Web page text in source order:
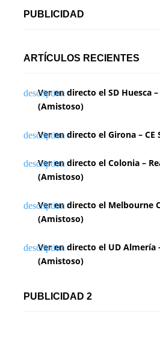
PUBLICIDAD
ARTÍCULOS RECIENTES
Ver en directo el SD Huesca
(Amistoso)
Ver en directo el Girona –
Ver en directo el Colonia –
(Amistoso)
Ver en directo el Melbourne
(Amistoso)
Ver en directo el UD Almería
(Amistoso)
PUBLICIDAD 2